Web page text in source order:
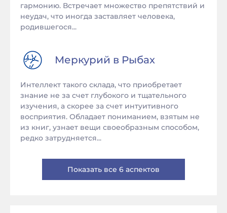
гармонию. Встречает множество препятствий и
неудач, что иногда заставляет человека,
родившегося...
Меркурий в Рыбах
Интеллект такого склада, что приобретает
знание не за счет глубокого и тщательного
изучения, а скорее за счет интуитивного
восприятия. Обладает пониманием, взятым не
из книг, узнает вещи своеобразным способом,
редко затрудняется...
Показать все 6 аспектов